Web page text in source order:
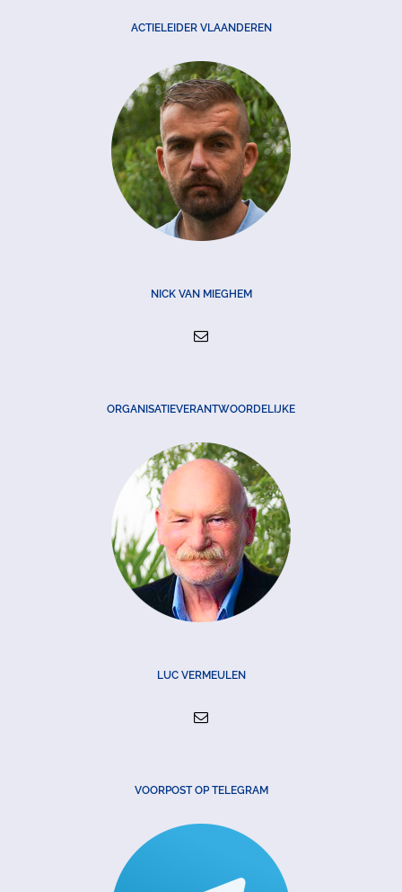
ACTIELEIDER VLAANDEREN
NICK VAN MIEGHEM
ORGANISATIEVERANTWOORDELIJKE
LUC VERMEULEN
VOORPOST OP TELEGRAM